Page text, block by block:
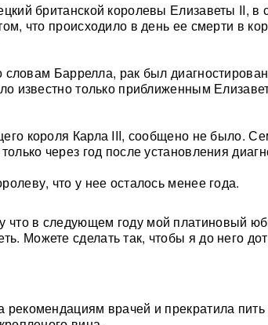
британской королевы Елизаветы II, в
что происходило в день ее смерти в
словам Баррелла, рак был
известно только приближенным
короля Карла III, сообщено не было.
через год после установления
что у нее осталось менее года.
что в следующем году мой платиновый
Можете сделать так, чтобы я до него
рекомендациям врачей и прекратила